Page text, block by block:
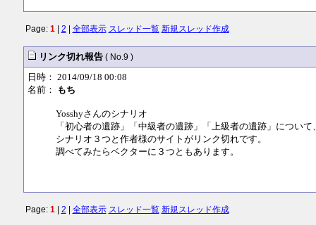
Page: 1| 2 全部表示 スレッド一覧 新規スレッド作成
リンク切れ報告 ( No.9 )
日時： 2014/09/18 00:08
名前：
もち
Yosshyさんのシナリオ
「初心者の遺跡」「中級者の遺跡」「上級者の遺跡」について
シナリオ３つと作者様のサイトがリンク切れです。
調べてみたらベクターに３つともあります。
Page: 1| 2 全部表示 スレッド一覧 新規スレッド作成